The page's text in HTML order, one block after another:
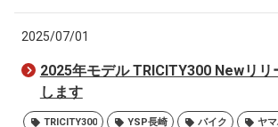
2025/07/01
2025年モデル TRICITY300 Newリ
します
TRICITY300 YSP長崎 バイク ヤ